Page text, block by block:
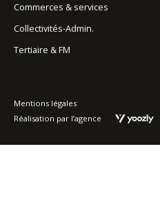
Commerces & services
Collectivités-Admin.
Tertiaire & FM
Mentions légales
Réalisation par l’agence